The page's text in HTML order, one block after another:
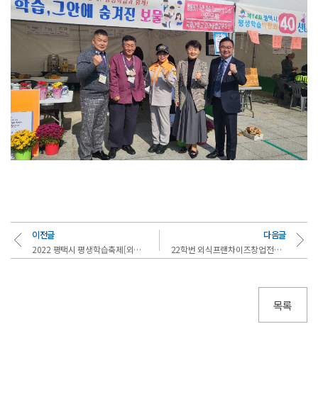
이전글
2022 평택시 평생학습축제[외식전공-핸드드립체험]
다음글
22학번 외식프랜차이즈창업전공 바리스타실기 시연 영상
목록